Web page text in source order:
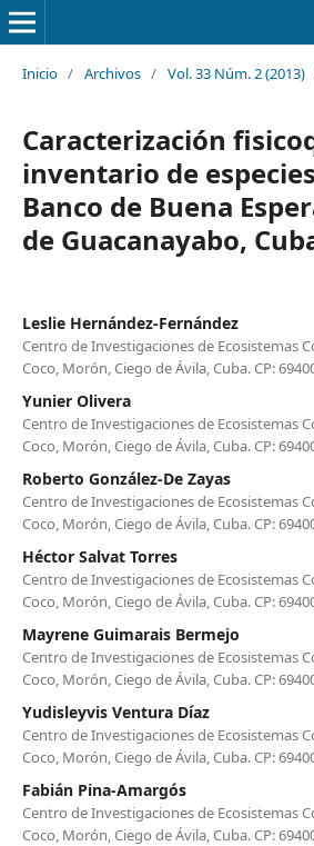
Inicio / Archivos / Vol. 33 Núm. 2 (2013)
Caracterización
inventario de
Banco de Buena
de Guacanayabo,
Leslie Hernández-Fernández
Centro de Investigaciones de Ecosistemas
Coco, Morón, Ciego de Ávila, Cuba. CP:
Yunier Olivera
Centro de Investigaciones de Ecosistemas
Coco, Morón, Ciego de Ávila, Cuba. CP:
Roberto González-De Zayas
Centro de Investigaciones de Ecosistemas
Coco, Morón, Ciego de Ávila, Cuba. CP:
Héctor Salvat Torres
Centro de Investigaciones de Ecosistemas
Coco, Morón, Ciego de Ávila, Cuba. CP:
Mayrene Guimarais Bermejo
Centro de Investigaciones de Ecosistemas
Coco, Morón, Ciego de Ávila, Cuba. CP:
Yudisleyvis Ventura Díaz
Centro de Investigaciones de Ecosistemas
Coco, Morón, Ciego de Ávila, Cuba. CP:
Fabián Pina-Amargós
Centro de Investigaciones de Ecosistemas
Coco, Morón, Ciego de Ávila, Cuba. CP: